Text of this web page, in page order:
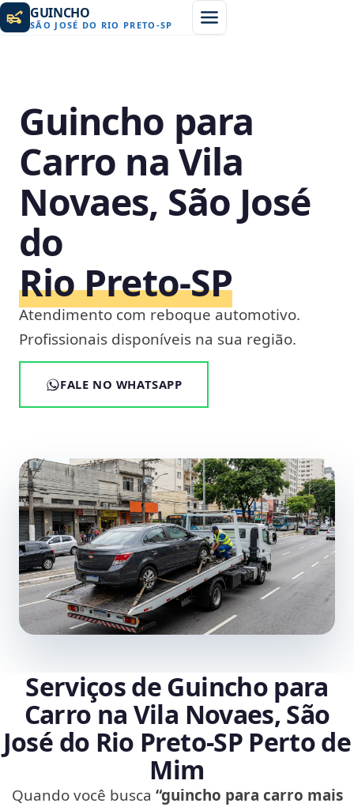
GUINCHO
SÃO JOSÉ DO RIO PRETO -SP
Guincho para
Carro na Vila
Novaes, São José
do
Rio Preto‑SP
Atendimento com reboque automotivo.
Profissionais disponíveis na sua região.
FALE NO WHATSAPP
Serviços de Guincho para
Carro na Vila Novaes, São
José do Rio Preto‑SP Perto de
Mim
Quando você busca “guincho para carro mais